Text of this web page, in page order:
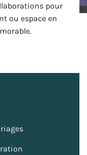
pour
ou espace en